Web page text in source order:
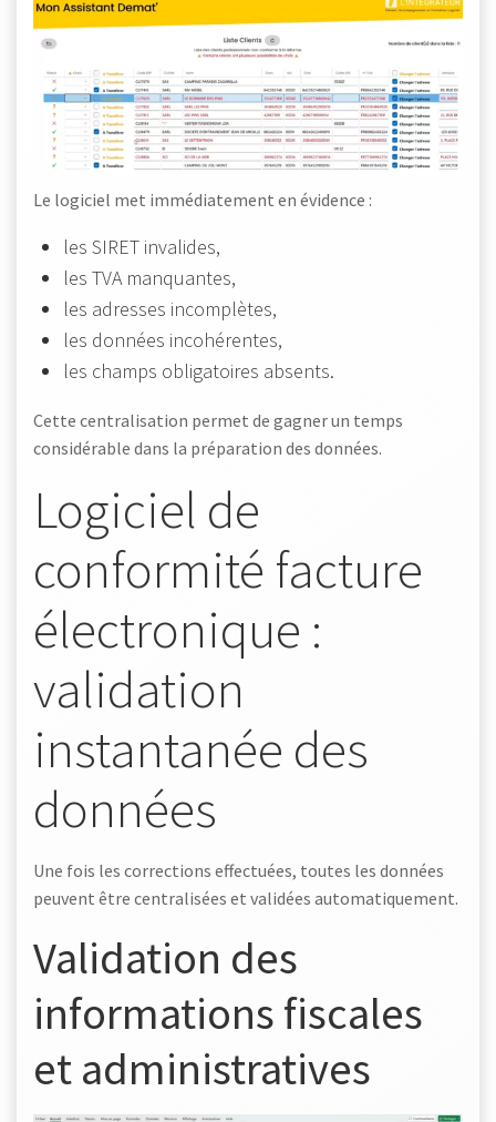
Le logiciel met immédiatement en évidence :
les SIRET invalides,
les TVA manquantes,
les adresses incomplètes,
les données incohérentes,
les champs obligatoires absents.
Cette centralisation permet de gagner un temps
considérable dans la préparation des données.
Logiciel de
conformité facture
électronique :
validation
instantanée des
données
Une fois les corrections effectuées, toutes les données
peuvent être centralisées et validées automatiquement.
Validation des
informations fiscales
et administratives